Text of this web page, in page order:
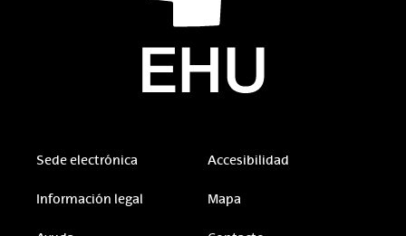
Sede electrónica Accesibilidad
Información legal Mapa